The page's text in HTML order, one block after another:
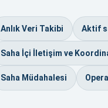
Anlık Veri Takibi Aktif
Saha İçi İletişim ve
Saha Müdahalesi